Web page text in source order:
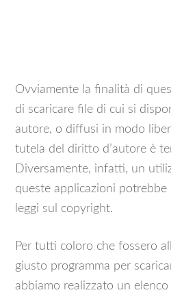
Ovviamente la finalità di
di scaricare file di cui si
autore, o diffusi in modo
tutela del diritto d’autore è
Diversamente, infatti, un
queste applicazioni
leggi sul copyright.
Per tutti coloro che fossero
giusto programma per
abbiamo realizzato un